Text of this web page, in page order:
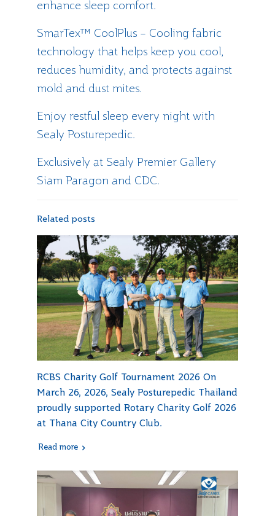
enhance sleep comfort.
SmarTex™ CoolPlus – Cooling fabric
technology that helps keep you cool,
reduces humidity, and protects against
mold and dust mites.
Enjoy restful sleep every night with
Sealy Posturepedic.
Exclusively at Sealy Premier Gallery
Siam Paragon and CDC.
Related posts
RCBS Charity Golf Tournament 2026 On
March 26, 2026, Sealy Posturepedic Thailand
proudly supported Rotary Charity Golf 2026
at Thana City Country Club.
Read more